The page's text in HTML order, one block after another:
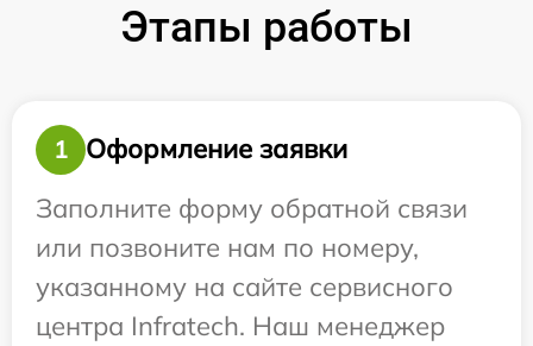
Этапы работы
1
Оформление заявки
Заполните форму обратной связи
или позвоните нам по номеру,
указанному на сайте сервисного
центра Infratech. Наш менеджер